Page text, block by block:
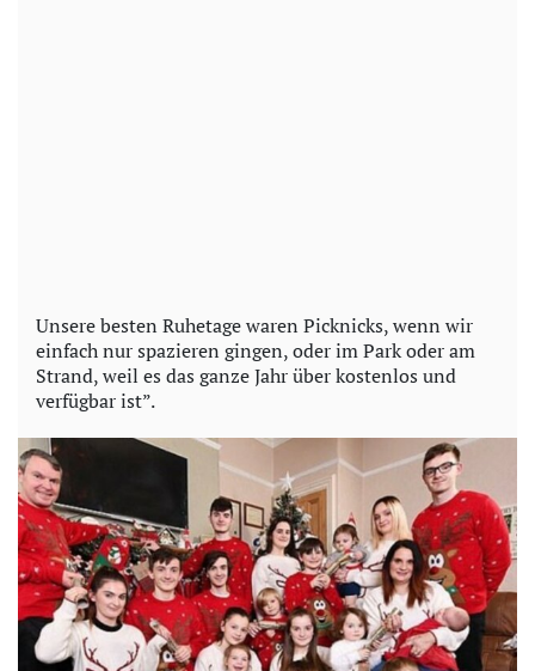
Unsere besten Ruhetage waren Picknicks, wenn wir
einfach nur spazieren gingen, oder im Park oder am
Strand, weil es das ganze Jahr über kostenlos und
verfügbar ist”.